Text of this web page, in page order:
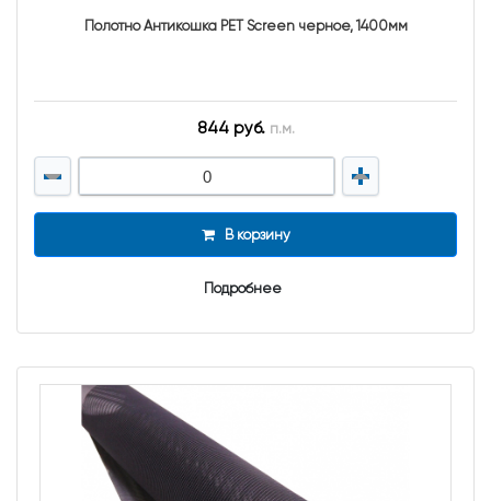
Полотно Антикошка PET Screen черное, 1400мм
844 руб. п.м.
В корзину
Подробнее